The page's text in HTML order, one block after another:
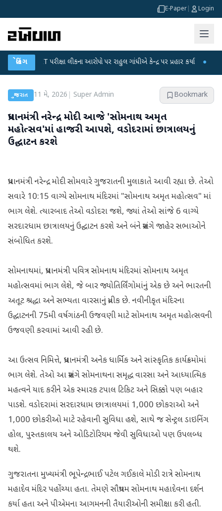
E-Paper Login
બ્રેકિંગ
NET પરીક્ષા લીકના આરોપો પર રાહુલ ગાંધીએ કેન્દ્ર પર પ્રહાર કર્યા ●
ગુજરાત 11 મે, 2026 Super Admin Bookmark
પ્રધાનમંત્રી નરેન્દ્ર મોદી આજે 'સોમનાથ અમૃત
મહોત્સવ'માં હાજરી આપશે, વડોદરામાં છાત્રાલયનું
ઉદ્ઘાટન કરશે
પ્રધાનમંત્રી નરેન્દ્ર મોદી સોમવારે ગુજરાતની મુલાકાતે આવી રહ્યા છે. તેઓ
સવારે 10:15 વાગ્યે સોમનાથ મંદિરમાં "સોમનાથ અમૃત મહોત્સવ" માં
ભાગ લેશે. ત્યારબાદ તેઓ વડોદરા જશે, જ્યાં તેઓ સાંજે 6 વાગ્યે
સરદારધામ છાત્રાલયનું ઉદ્ઘાટન કરશે અને બંને પ્રસંગે જાહેર સભાઓને
સંબોધિત કરશે.
સોમનાથમાં, પ્રધાનમંત્રી પવિત્ર સોમનાથ મંદિરમાં સોમનાથ અમૃત
મહોત્સવમાં ભાગ લેશે, જે બાર જ્યોતિર્લિંગોમાંનું એક છે અને ભારતની
અતૂટ શ્રદ્ધા અને સભ્યતા વારસાનું પ્રતીક છે. નવીનીકૃત મંદિરના
ઉદ્ઘાટનની 75મી વર્ષગાંઠની ઉજવણી માટે સોમનાથ અમૃત મહોત્સવની
ઉજવણી કરવામાં આવી રહી છે.
આ ઉત્સવ નિમિત્તે, પ્રધાનમંત્રી અનેક ધાર્મિક અને સાંસ્કૃતિક કાર્યક્રમોમાં
ભાગ લેશે. તેઓ આ પ્રસંગે સોમનાથના સમૃદ્ધ વારસા અને આધ્યાત્મિક
મહત્વને યાદ કરીને એક સ્મારક ટપાલ ટિકિટ અને સિક્કો પણ બહાર
પાડશે. વડોદરામાં સરદારધામ છાત્રાલયમાં 1,000 છોકરાઓ અને
1,000 છોકરીઓ માટે રહેવાની સુવિધા હશે, સાથે જ સેન્ટ્રલ ડાઇનિંગ
હોલ, પુસ્તકાલય અને ઓડિટોરિયમ જેવી સુવિધાઓ પણ ઉપલબ્ધ
થશે.
ગુજરાતના મુખ્યમંત્રી ભૂપેન્દ્રભાઈ પટેલ ગઈકાલે મોડી રાત્રે સોમનાથ
મહાદેવ મંદિર પહોંચ્યા હતા. તેમણે સૌપ્રથમ સોમનાથ મહાદેવના દર્શન
કર્યા હતા અને પીએમના આગમનની તૈયારીઓની સમીક્ષા કરી હતી.